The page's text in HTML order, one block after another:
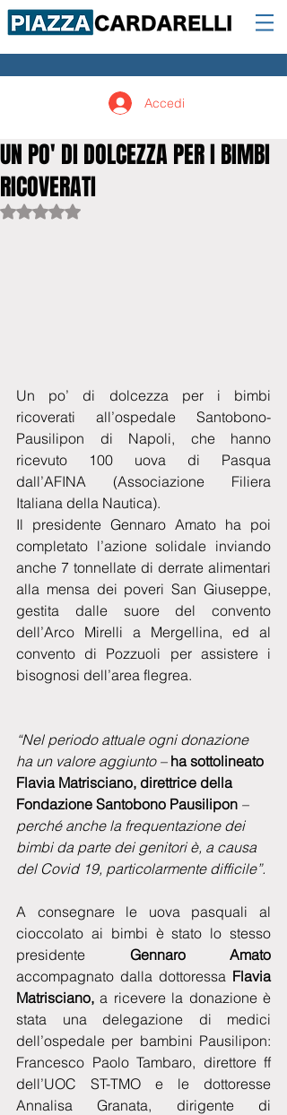
Accedi
UN PO' DI DOLCEZZA PER I BIMBI
RICOVERATI
Valutazione NaN stelle su 5.
Un po’ di dolcezza per i bimbi
ricoverati all’ospedale Santobono-
Pausilipon di Napoli, che hanno
ricevuto 100 uova di Pasqua
dall’AFINA (Associazione Filiera
Italiana della Nautica).
Il presidente Gennaro Amato ha poi
completato l’azione solidale inviando
anche 7 tonnellate di derrate alimentari
alla mensa dei poveri San Giuseppe,
gestita dalle suore del convento
dell’Arco Mirelli a Mergellina, ed al
convento di Pozzuoli per assistere i
bisognosi dell’area flegrea.
“Nel periodo attuale ogni donazione
ha un valore aggiunto – ha sottolineato
Flavia Matrisciano, direttrice della
Fondazione Santobono Pausilipon –
perché anche la frequentazione dei
bimbi da parte dei genitori è, a causa
del Covid 19, particolarmente difficile”.
A consegnare le uova pasquali al
cioccolato ai bimbi è stato lo stesso
presidente
accompagnato dalla dottoressa Flavia
Matrisciano, a ricevere la donazione è
stata una delegazione di medici
dell’ospedale per bambini Pausilipon:
Francesco Paolo Tambaro, direttore ff
dell’UOC ST-TMO e le dottoresse
Annalisa Granata, dirigente di